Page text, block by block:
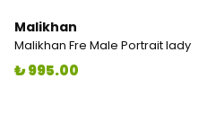
Malikhan
Malikhan Fre Male Portrait lady
₺ 995.00